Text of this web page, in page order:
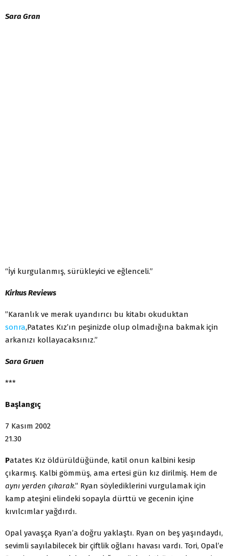
Sara Gran
“İyi kurgulanmış, sürükleyici ve eğlenceli.”
Kirkus Reviews
”Karanlık ve merak uyandırıcı bu kitabı okuduktan
sonra,Patates Kız’ın peşinizde olup olmadığına bakmak için
arkanızı kollayacaksınız.”
Sara Gruen
***
Başlangıç
7 Kasım 2002
21.30
Patates Kız öldürüldüğünde, katil onun kalbini kesip
çıkarmış. Kalbi gömmüş, ama ertesi gün kız dirilmiş. Hem de
aynı yerden çıkarak.” Ryan söylediklerini vurgulamak için
kamp ateşini elindeki sopayla dürttü ve gecenin içine
kıvılcımlar yağdırdı.
Opal yavaşça Ryan’a doğru yaklaştı. Ryan on beş yaşındaydı,
sevimli sayılabilecek bir çiftlik oğlanı havası vardı. Tori, Opal’e